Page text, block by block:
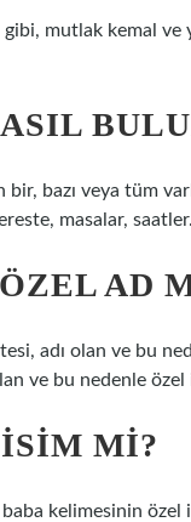
mutlak kemal ve
bazı veya tüm
masalar, saatler.
AD
adı olan ve bu
ve bu nedenle
MI?
kelimesinin